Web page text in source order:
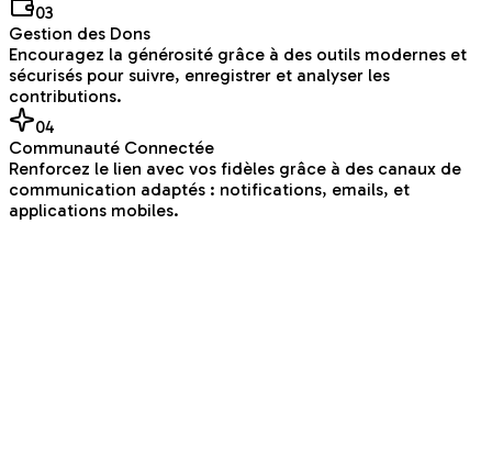
03
Gestion des Dons
Encouragez la générosité grâce à des outils modernes et
sécurisés pour suivre, enregistrer et analyser les
contributions.
04
Communauté Connectée
Renforcez le lien avec vos fidèles grâce à des canaux de
communication adaptés : notifications, emails, et
applications mobiles.